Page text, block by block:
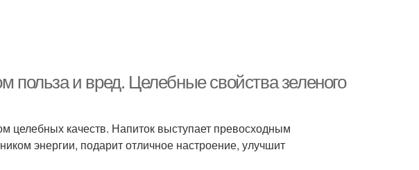
и вред. Целебные свойства зеленого
целебных качеств. Напиток выступает превосходным
энергии, подарит отличное настроение, улучшит